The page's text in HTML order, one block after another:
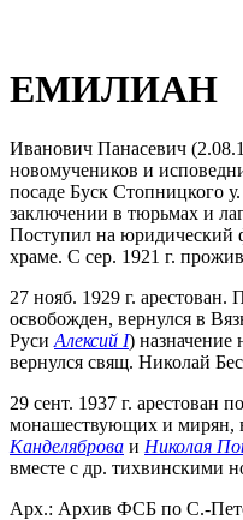
ЕМИЛИАН
Иванович Панасевич
новомучеников и
посаде Буск Стопницкого
заключении в тюрьмах и
Поступил на юридический
храме. С сер. 1921 г.
27 нояб. 1929 г.
освобожден, вернулся в
Руси Алексий I) назначение
вернулся свящ. Николай
29 сент. 1937 г.
монашествующих и мирян,
Канделяброва и Николая
вместе с др. тихвинскими
Арх.: Архив ФСБ по С.-